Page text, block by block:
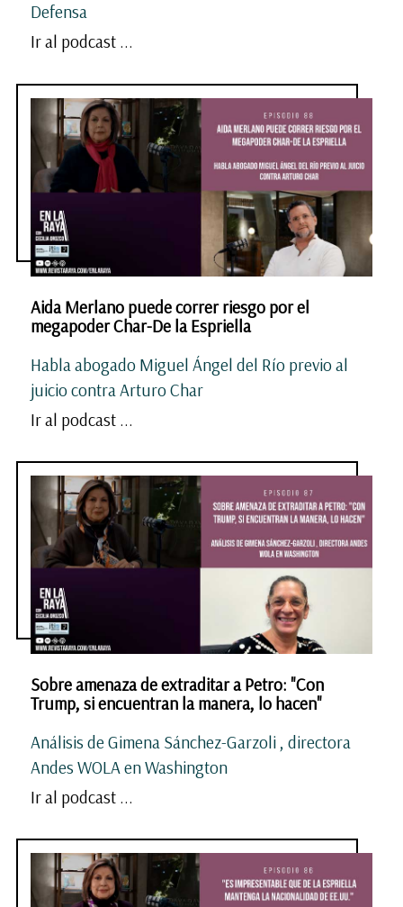
Defensa
Ir al podcast ...
Aida Merlano puede correr riesgo por el
megapoder Char-De la Espriella
Habla abogado Miguel Ángel del Río previo al
juicio contra Arturo Char
Ir al podcast ...
Sobre amenaza de extraditar a Petro: "Con
Trump, si encuentran la manera, lo hacen"
Análisis de Gimena Sánchez-Garzoli , directora
Andes WOLA en Washington
Ir al podcast ...